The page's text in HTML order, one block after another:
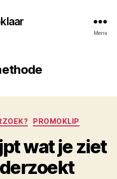
Menu
CategorieënPROMOKLIP
wat je ziet